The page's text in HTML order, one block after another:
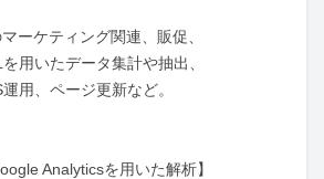
ーケティング関連、販促、
用いたデータ集計や抽出、
用、ページ更新など。
Analyticsを用いた解析】